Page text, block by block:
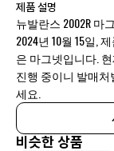
제품 설명
뉴발란스 2002R 마
2024년 10월 15일,
은 마그넷입니다.
진행 중이니 발매처
세요.
비슷한 상품